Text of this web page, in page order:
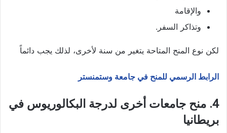
والإقامة
وتذاكر السفر.
لكن نوع المنح المتاحة يتغير من سنة لأخرى، لذلك يجب دائماً
الرابط الرسمي للمنح في جامعة وستمنستر
4. منح جامعات أخرى لدرجة البكالوريوس في
بريطانيا